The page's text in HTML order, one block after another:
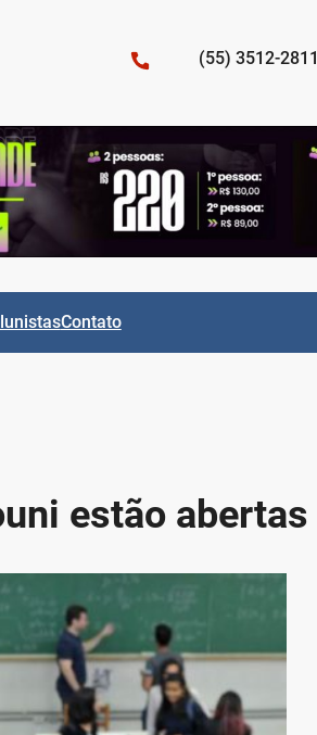
(55) 3512-2811
Contato
estão abertas